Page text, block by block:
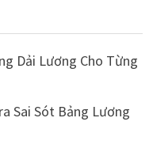
Dải Lương Cho Từng
Sai Sót Bảng Lương